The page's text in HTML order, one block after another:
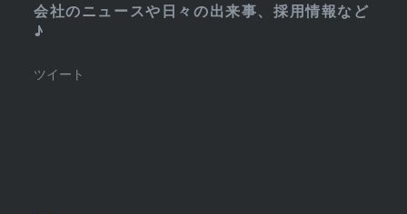
会社のニュースや日々の出来事、採用情報など
♪
ツイート